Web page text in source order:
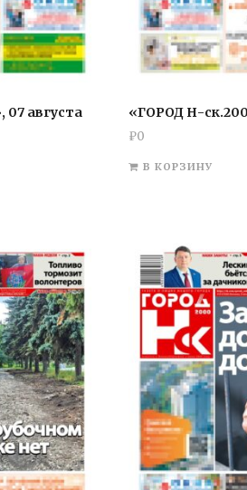
августа
«ГОРОД Н-
₽0
В КОРЗИНУ